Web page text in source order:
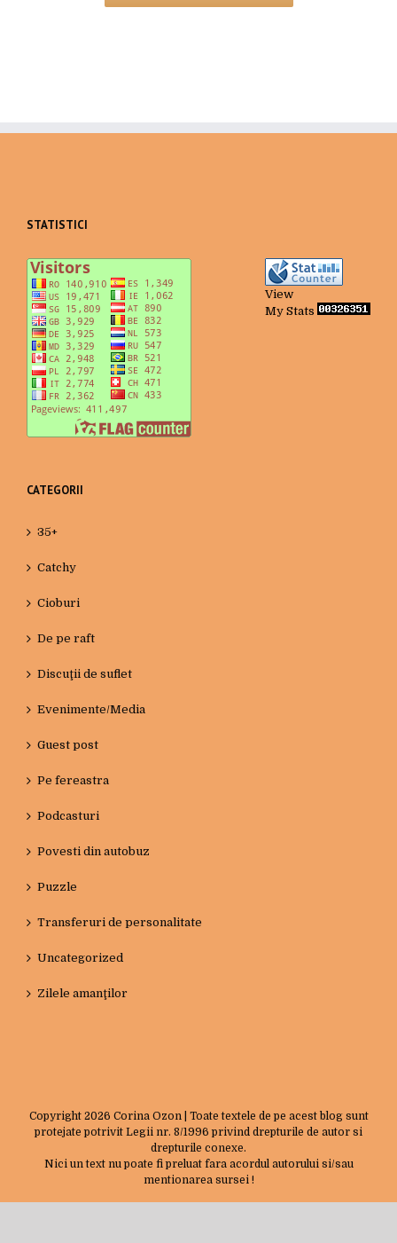
View
My Stats
35+
Catchy
Cioburi
De pe raft
Discuţii de suflet
Evenimente/Media
Guest post
Pe fereastra
Podcasturi
Povesti din autobuz
Puzzle
Transferuri de personalitate
Uncategorized
Zilele amanţilor
drepturile conexe.
Nici un text nu poate fi preluat fara acordul autorului si/sau
mentionarea sursei !